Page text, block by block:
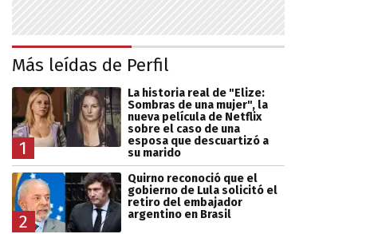
Más leídas de Perfil
1
La historia real de "Elize:
Sombras de una mujer", la
nueva película de Netflix
sobre el caso de una
esposa que descuartizó a
su marido
2
Quirno reconoció que el
gobierno de Lula solicitó el
retiro del embajador
argentino en Brasil